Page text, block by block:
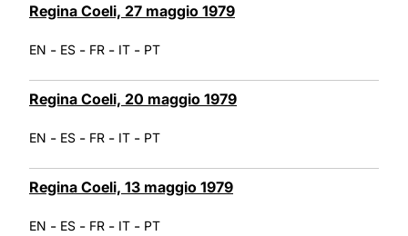
Regina Coeli, 27 maggio 1979
EN - ES - FR - IT - PT
Regina Coeli, 20 maggio 1979
EN - ES - FR - IT - PT
Regina Coeli, 13 maggio 1979
EN - ES - FR - IT - PT